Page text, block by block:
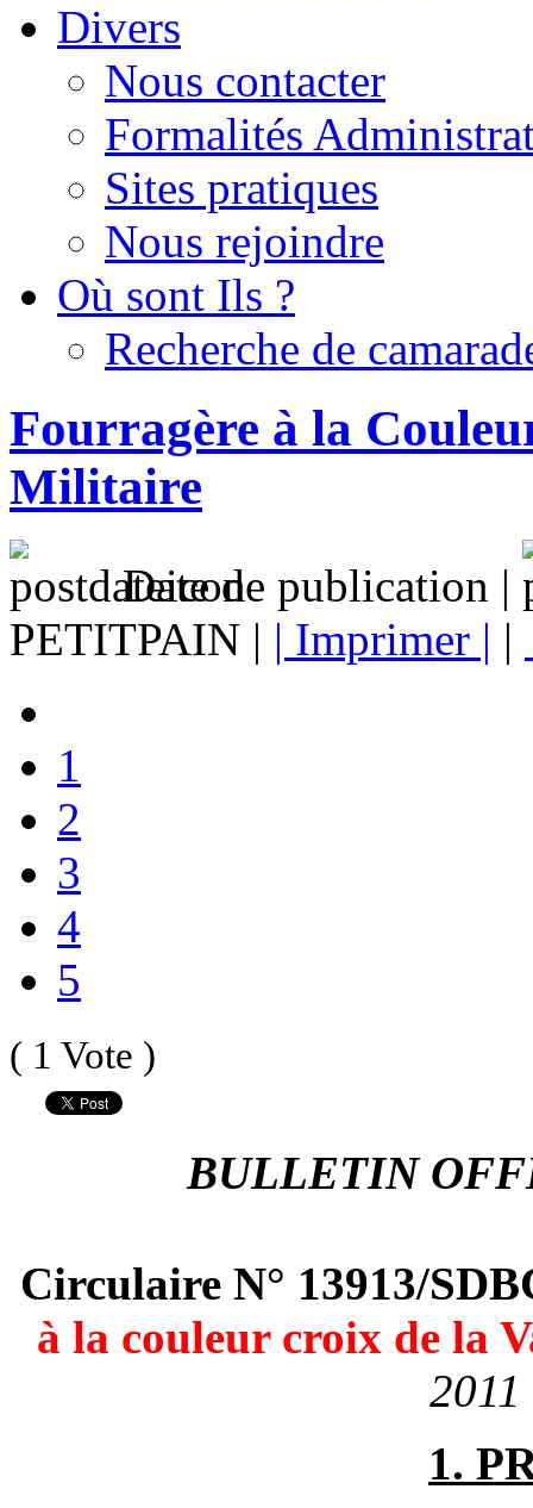
Divers
Nous contacter
Formalités
Sites pratiques
Nous rejoindre
Où sont Ils ?
Recherche de
Fourragère à la
Militaire
Date de publication |
PETITPAIN | | Imprimer | |
1
2
3
4
5
( 1 Vote )
BULLETIN
Circulaire N° 13913/
à la couleur croix de la
2011
1.